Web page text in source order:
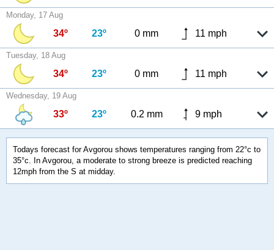
Monday, 17 Aug
34º 23º 0 mm 11 mph
Tuesday, 18 Aug
34º 23º 0 mm 11 mph
Wednesday, 19 Aug
33º 23º 0.2 mm 9 mph
Todays forecast for Avgorou shows temperatures ranging from 22°c to
35°c. In Avgorou, a moderate to strong breeze is predicted reaching
12mph from the S at midday.